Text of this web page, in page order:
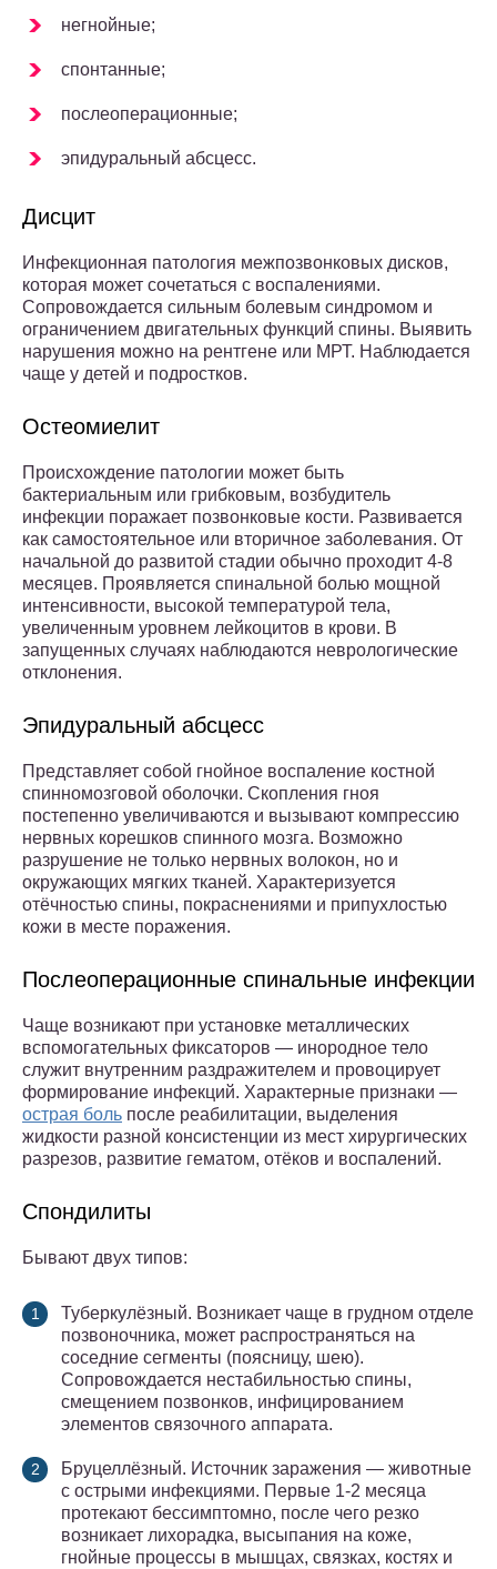
негнойные;
спонтанные;
послеоперационные;
эпидуральный абсцесс.
Дисцит
Инфекционная патология межпозвонковых дисков,
которая может сочетаться с воспалениями.
Сопровождается сильным болевым синдромом и
ограничением двигательных функций спины. Выявить
нарушения можно на рентгене или МРТ. Наблюдается
чаще у детей и подростков.
Остеомиелит
Происхождение патологии может быть
бактериальным или грибковым, возбудитель
инфекции поражает позвонковые кости. Развивается
как самостоятельное или вторичное заболевания. От
начальной до развитой стадии обычно проходит 4-8
месяцев. Проявляется спинальной болью мощной
интенсивности, высокой температурой тела,
увеличенным уровнем лейкоцитов в крови. В
запущенных случаях наблюдаются неврологические
отклонения.
Эпидуральный абсцесс
Представляет собой гнойное воспаление костной
спинномозговой оболочки. Скопления гноя
постепенно увеличиваются и вызывают компрессию
нервных корешков спинного мозга. Возможно
разрушение не только нервных волокон, но и
окружающих мягких тканей. Характеризуется
отёчностью спины, покраснениями и припухлостью
кожи в месте поражения.
Послеоперационные спинальные инфекции
Чаще возникают при установке металлических
вспомогательных фиксаторов — инородное тело
служит внутренним раздражителем и провоцирует
формирование инфекций. Характерные признаки —
острая боль после реабилитации, выделения
жидкости разной консистенции из мест хирургических
разрезов, развитие гематом, отёков и воспалений.
Спондилиты
Бывают двух типов:
Туберкулёзный. Возникает чаще в грудном отделе
позвоночника, может распространяться на
соседние сегменты (поясницу, шею).
Сопровождается нестабильностью спины,
смещением позвонков, инфицированием
элементов связочного аппарата.
Бруцеллёзный. Источник заражения — животные
с острыми инфекциями. Первые 1-2 месяца
протекают бессимптомно, после чего резко
возникает лихорадка, высыпания на коже,
гнойные процессы в мышцах, связках, костях и